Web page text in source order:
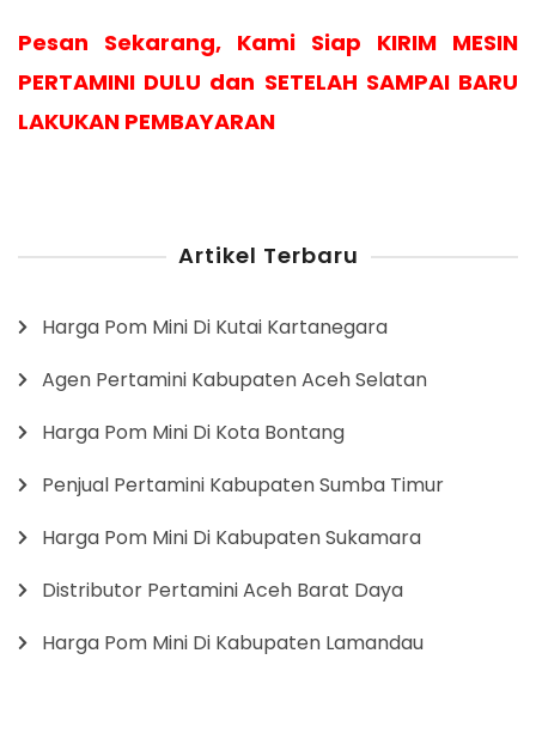
Pesan Sekarang, Kami Siap KIRIM MESIN
PERTAMINI DULU dan SETELAH SAMPAI BARU
LAKUKAN PEMBAYARAN
Artikel Terbaru
Harga Pom Mini Di Kutai Kartanegara
Agen Pertamini Kabupaten Aceh Selatan
Harga Pom Mini Di Kota Bontang
Penjual Pertamini Kabupaten Sumba Timur
Harga Pom Mini Di Kabupaten Sukamara
Distributor Pertamini Aceh Barat Daya
Harga Pom Mini Di Kabupaten Lamandau